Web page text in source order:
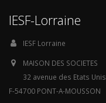
IESF-Lorraine
IESF Lorraine
MAISON DES SOCIETES
32 avenue des Etats Unis
F-54700 PONT-A-MOUSSON